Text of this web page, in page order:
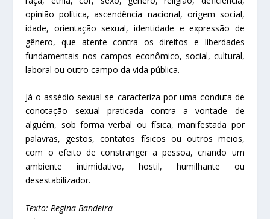
opinião política, ascendência nacional, origem social,
idade, orientação sexual, identidade e expressão de
gênero, que atente contra os direitos e liberdades
fundamentais nos campos econômico, social, cultural,
laboral ou outro campo da vida pública.
Já o assédio sexual se caracteriza por uma conduta de
conotação sexual praticada contra a vontade de
alguém, sob forma verbal ou física, manifestada por
palavras, gestos, contatos físicos ou outros meios,
com o efeito de constranger a pessoa, criando um
ambiente intimidativo, hostil, humilhante ou
desestabilizador.
Texto: Regina Bandeira